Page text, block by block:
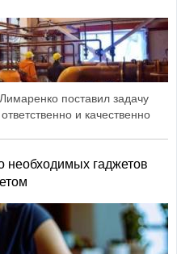
поставил задачу
и качественно
необходимых гаджетов